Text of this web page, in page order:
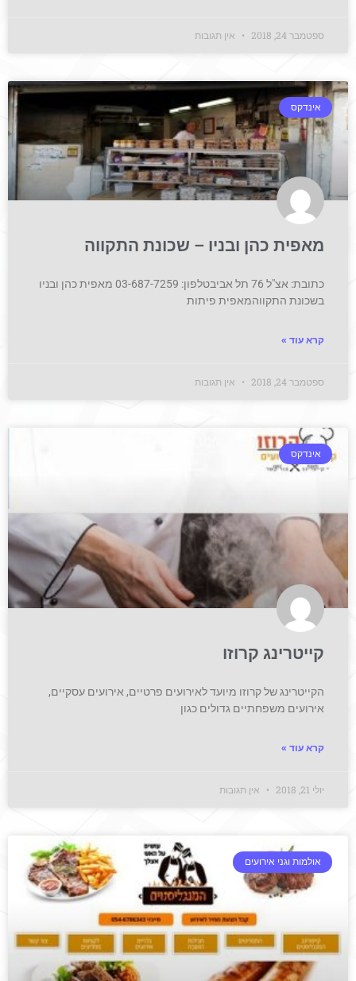
ספטמבר 24, 2018 אין תגובות
אינדקס
מאפית כהן ובניו – שכונת התקווה
כתובת: אצ"ל 76 תל אביבטלפון: 03-687-7259 מאפית כהן ובניו
בשכונת התקווהמאפית פיתות
קרא עוד »
ספטמבר 24, 2018 אין תגובות
אינדקס
קייטרינג קרוזו
הקייטרינג של קרוזו מיועד לאירועים פרטיים, אירועים עסקיים,
אירועים משפחתיים גדולים כגון
קרא עוד »
יולי 21, 2018 אין תגובות
אולמות וגני אירועים